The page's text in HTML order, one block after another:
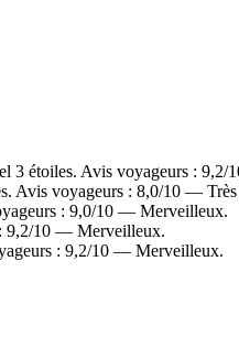
3 étoiles. Avis voyageurs :
Avis voyageurs : 8,0/10 — Très
: 9,0/10 — Merveilleux.
9,2/10 — Merveilleux.
: 9,2/10 — Merveilleux.